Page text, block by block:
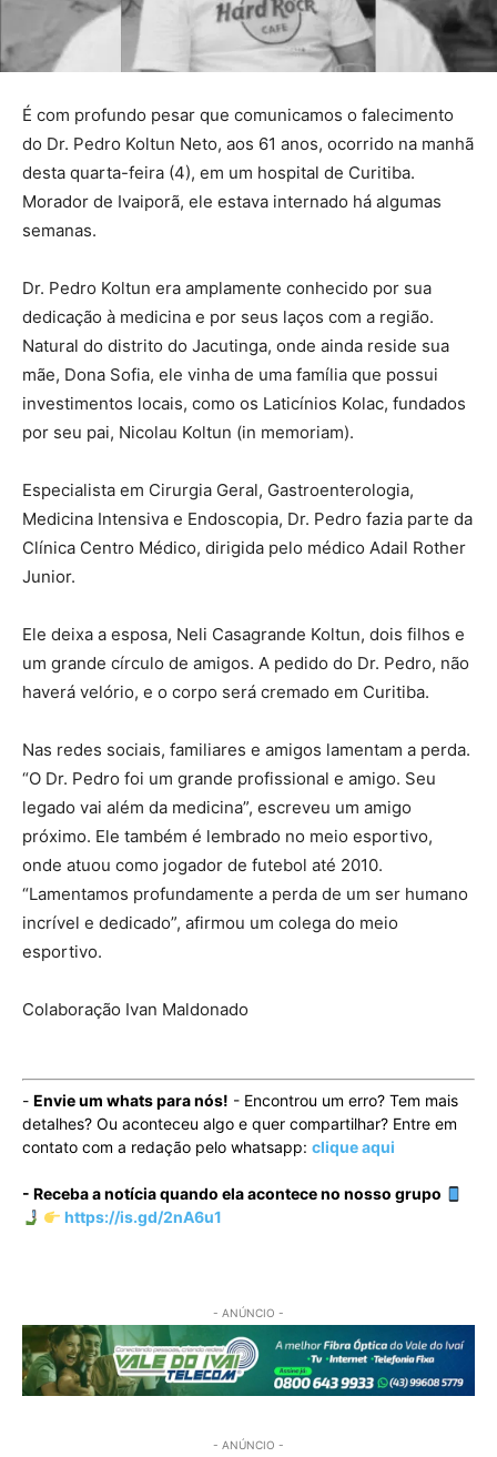
É com profundo pesar que comunicamos o falecimento
do Dr. Pedro Koltun Neto, aos 61 anos, ocorrido na manhã
desta quarta-feira (4), em um hospital de Curitiba.
Morador de Ivaiporã, ele estava internado há algumas
semanas.
Dr. Pedro Koltun era amplamente conhecido por sua
dedicação à medicina e por seus laços com a região.
Natural do distrito do Jacutinga, onde ainda reside sua
mãe, Dona Sofia, ele vinha de uma família que possui
investimentos locais, como os Laticínios Kolac, fundados
por seu pai, Nicolau Koltun (in memoriam).
Especialista em Cirurgia Geral, Gastroenterologia,
Medicina Intensiva e Endoscopia, Dr. Pedro fazia parte da
Clínica Centro Médico, dirigida pelo médico Adail Rother
Junior.
Ele deixa a esposa, Neli Casagrande Koltun, dois filhos e
um grande círculo de amigos. A pedido do Dr. Pedro, não
haverá velório, e o corpo será cremado em Curitiba.
Nas redes sociais, familiares e amigos lamentam a perda.
“O Dr. Pedro foi um grande profissional e amigo. Seu
legado vai além da medicina”, escreveu um amigo
próximo. Ele também é lembrado no meio esportivo,
onde atuou como jogador de futebol até 2010.
“Lamentamos profundamente a perda de um ser humano
incrível e dedicado”, afirmou um colega do meio
esportivo.
Colaboração Ivan Maldonado
- Envie um whats para nós! - Encontrou um erro? Tem mais
detalhes? Ou aconteceu algo e quer compartilhar? Entre em
contato com a redação pelo whatsapp: clique aqui
- Receba a notícia quando ela acontece no nosso grupo
https://is.gd/2nA6u1
- ANÚNCIO -
- ANÚNCIO -